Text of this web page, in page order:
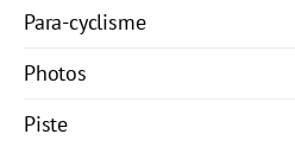
Para-cyclisme
Photos
Piste